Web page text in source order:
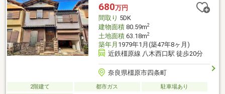
680万円
間取り 5DK
建物面積80.59m2
土地面積63.18m2
築年月 1979年1月(築47年8ヶ月)
近鉄橿原線 八木西口駅 徒歩20分
奈良県橿原市四条町
2階建て 都市ガス
駐車場あり